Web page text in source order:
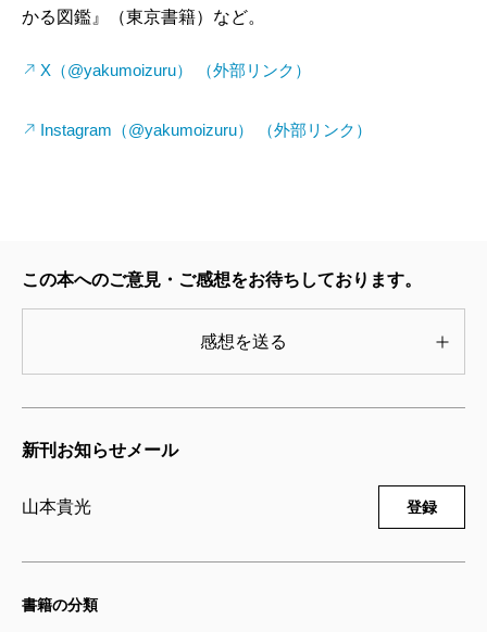
いかという。具体的には装置（紙か電子かそれ以外
なるほど、確かにそうだ。同じ文章でも紙で読むの
りすぎていたという。そこで本書では多種多様の文章
これらの分析がこれまた目から鱗の連続なのだが、
「批評」は苦手だ。
かる図鑑』（東京書籍）など。
X（@yakumoizuru） （外部リンク）
Instagram（@yakumoizuru） （外部リンク）
この本へのご意見・ご感想をお待ちしております。
感想を送る
新刊お知らせメール
山本貴光 登録
書籍の分類